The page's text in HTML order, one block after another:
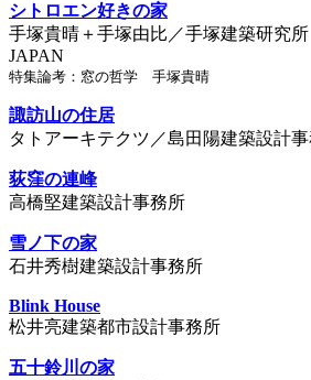
シトロエン好きの家
手塚貴晴＋手塚由比／手塚建築研究
JAPAN
特集論考：窓の哲学 手塚貴晴
諏訪山の住居
タトアーキテクツ／島田陽建築設計
荻窪の連峰
高橋堅建築設計事務所
雪ノ下の家
石井秀樹建築設計事務所
Blink House
松井亮建築都市設計事務所
五十鈴川の家